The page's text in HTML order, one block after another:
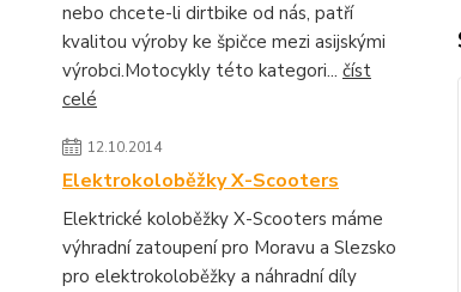
nebo chcete-li dirtbike od nás, patří
kvalitou výroby ke špičce mezi asijskými
výrobci.Motocykly této kategori... číst
celé
12.10.2014
Elektrokoloběžky X-Scooters
Elektrické koloběžky X-Scooters máme
výhradní zatoupení pro Moravu a Slezsko
pro elektrokoloběžky a náhradní díly